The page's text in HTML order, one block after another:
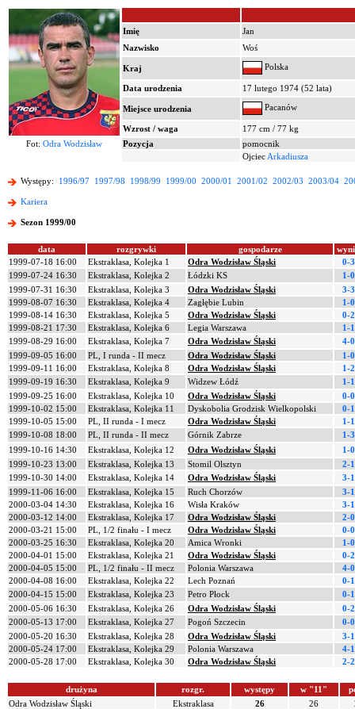
Imię
Jan
Nazwisko
Woś
Kraj Polska
Data urodzenia 17 lutego 1974 (52 lata)
Miejsce urodzenia Pacanów
Wzrost / waga
177 cm / 77 kg
Fot: Odra Wodzisław Pozycja
pomocnik
Ojciec Arkadiusza
Występy: 1996/97 1997/98 1998/99 1999/00 2000/01 2001/02 2002/03 2003/04
Kariera
Sezon 1999/00
data rozgrywki gospodarze
1999-07-18 16:00
Ekstraklasa, Kolejka 1 Odra Wodzisław Śląski
0-3
1999-07-24 16:30
Ekstraklasa, Kolejka 2 Łódzki KS
1-0
1999-07-31 16:30
Ekstraklasa, Kolejka 3 Odra Wodzisław Śląski
3-3
1999-08-07 16:30
Ekstraklasa, Kolejka 4 Zagłębie Lubin
1-0
1999-08-14 16:30
Ekstraklasa, Kolejka 5 Odra Wodzisław Śląski
0-2
1999-08-21 17:30
Ekstraklasa, Kolejka 6 Legia Warszawa
1-1
1999-08-29 16:00
Ekstraklasa, Kolejka 7 Odra Wodzisław Śląski
4-0
1999-09-05 16:00
PL, I runda - II mecz Odra Wodzisław Śląski
1-0
1999-09-11 16:00
Ekstraklasa, Kolejka 8 Odra Wodzisław Śląski
1-2
1999-09-19 16:30
Ekstraklasa, Kolejka 9 Widzew Łódź
1-1
1999-09-25 16:00
Ekstraklasa, Kolejka 10 Odra Wodzisław Śląski
0-0
1999-10-02 15:00
Ekstraklasa, Kolejka 11 Dyskobolia Grodzisk Wielkopolski
0-1
1999-10-05 15:00
PL, II runda - I mecz Odra Wodzisław Śląski
1-1
1999-10-08 18:00
PL, II runda - II mecz Górnik Zabrze
1-3
1999-10-16 14:30
Ekstraklasa, Kolejka 12 Odra Wodzisław Śląski
1-0
1999-10-23 13:00
Ekstraklasa, Kolejka 13 Stomil Olsztyn
2-1
1999-10-30 14:00
Ekstraklasa, Kolejka 14 Odra Wodzisław Śląski
3-1
1999-11-06 16:00
Ekstraklasa, Kolejka 15 Ruch Chorzów
3-1
2000-03-04 14:30
Ekstraklasa, Kolejka 16 Wisła Kraków
3-1
2000-03-12 14:00
Ekstraklasa, Kolejka 17 Odra Wodzisław Śląski
2-0
2000-03-21 15:00
PL, 1/2 finału - I mecz Odra Wodzisław Śląski
0-0
2000-03-25 16:30
Ekstraklasa, Kolejka 20 Amica Wronki
1-0
2000-04-01 15:00
Ekstraklasa, Kolejka 21 Odra Wodzisław Śląski
0-2
2000-04-05 15:00
PL, 1/2 finału - II mecz Polonia Warszawa
4-0
2000-04-08 16:00
Ekstraklasa, Kolejka 22 Lech Poznań
0-1
2000-04-15 15:00
Ekstraklasa, Kolejka 23 Petro Płock
0-1
2000-05-06 16:30
Ekstraklasa, Kolejka 26 Odra Wodzisław Śląski
0-2
2000-05-13 17:00
Ekstraklasa, Kolejka 27 Pogoń Szczecin
0-0
2000-05-20 16:30
Ekstraklasa, Kolejka 28 Odra Wodzisław Śląski
3-1
2000-05-24 17:00
Ekstraklasa, Kolejka 29 Polonia Warszawa
4-1
2000-05-28 17:00
Ekstraklasa, Kolejka 30 Odra Wodzisław Śląski 2-2
drużyna rozgr. występy w "11"
Odra Wodzisław Śląski
Ekstraklasa 26 26